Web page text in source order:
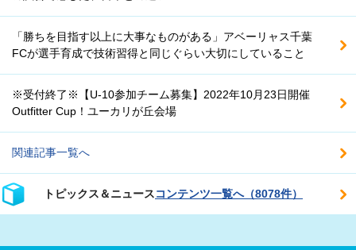
「勝ちを目指す以上に大事なものがある」アベーリャス千葉
FCが選手育成で技術習得と同じぐらい大切にしていること
※受付終了※【U-10参加チーム募集】2022年10月23日開催
Outfitter Cup！ユーカリが丘会場
関連記事一覧へ
トピックス＆ニュースコンテンツ一覧へ（8078件）